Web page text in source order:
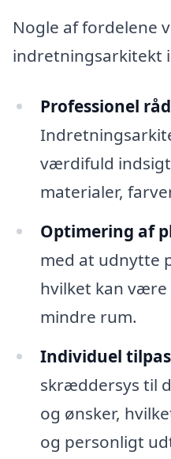
Nogle af fordelene
indretningsarkitekt
Professionel
værdifuld
materialer,
Optimering af
med at udnytte
hvilket kan
mindre rum.
Individuel
skræddersys til
og ønsker,
og personligt